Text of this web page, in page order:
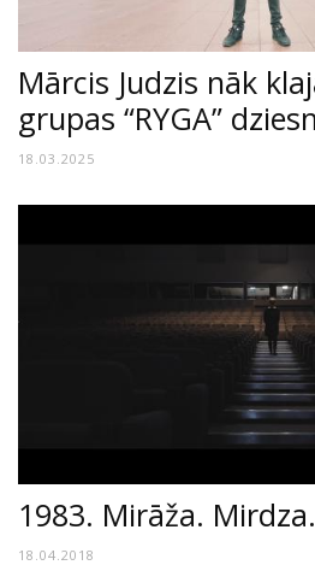
Mārcis Judzis nāk
grupas “RYGA”
18.03.2025
1983. Mirāža.
18.04.2018